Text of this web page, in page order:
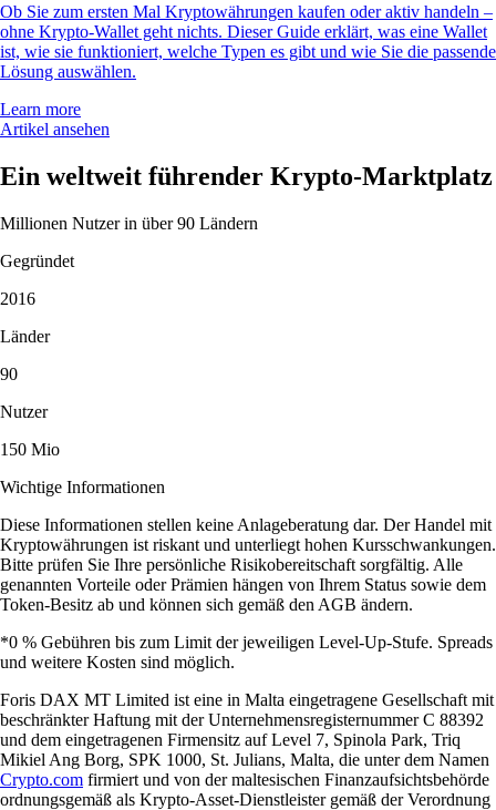
Ob Sie zum ersten Mal Kryptowährungen kaufen oder aktiv handeln –
ohne Krypto-Wallet geht nichts. Dieser Guide erklärt, was eine Wallet
ist, wie sie funktioniert, welche Typen es gibt und wie Sie die passende
Lösung auswählen.
Learn more
Artikel ansehen
Ein weltweit führender Krypto-Marktplatz
Millionen Nutzer in über 90 Ländern
Gegründet
2016
Länder
90
Nutzer
150 Mio
Wichtige Informationen
Diese Informationen stellen keine Anlageberatung dar. Der Handel mit
Kryptowährungen ist riskant und unterliegt hohen Kursschwankungen.
Bitte prüfen Sie Ihre persönliche Risikobereitschaft sorgfältig. Alle
genannten Vorteile oder Prämien hängen von Ihrem Status sowie dem
Token-Besitz ab und können sich gemäß den AGB ändern.
*0 % Gebühren bis zum Limit der jeweiligen Level-Up-Stufe. Spreads
und weitere Kosten sind möglich.
Foris DAX MT Limited ist eine in Malta eingetragene Gesellschaft mit
beschränkter Haftung mit der Unternehmensregisternummer C 88392
und dem eingetragenen Firmensitz auf Level 7, Spinola Park, Triq
Mikiel Ang Borg, SPK 1000, St. Julians, Malta, die unter dem Namen
Crypto.com firmiert und von der maltesischen Finanzaufsichtsbehörde
ordnungsgemäß als Krypto-Asset-Dienstleister gemäß der Verordnung